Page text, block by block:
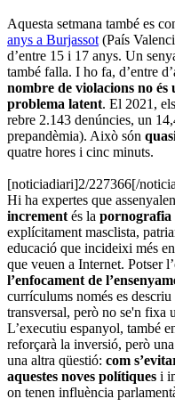
Aquesta setmana també es
anys a Burjassot (País
d’entre 15 i 17 anys. Un
també falla. I ho fa, d’entre
nombre de violacions no
problema latent. El 2021,
rebre 2.143 denúncies, un
prepandèmia). Això són
quatre hores i cinc minuts.
[noticiadiari]2/227366[/
Hi ha expertes que
increment és la pornografia
explícitament masclista,
educació que incideixi més
que veuen a Internet. Potser
l’enfocament de
currículums només es descriu
transversal, però no se'n fixa
L’executiu espanyol, també
reforçarà la inversió, però
una altra qüestió: com
aquestes noves polítiques i
on tenen influència